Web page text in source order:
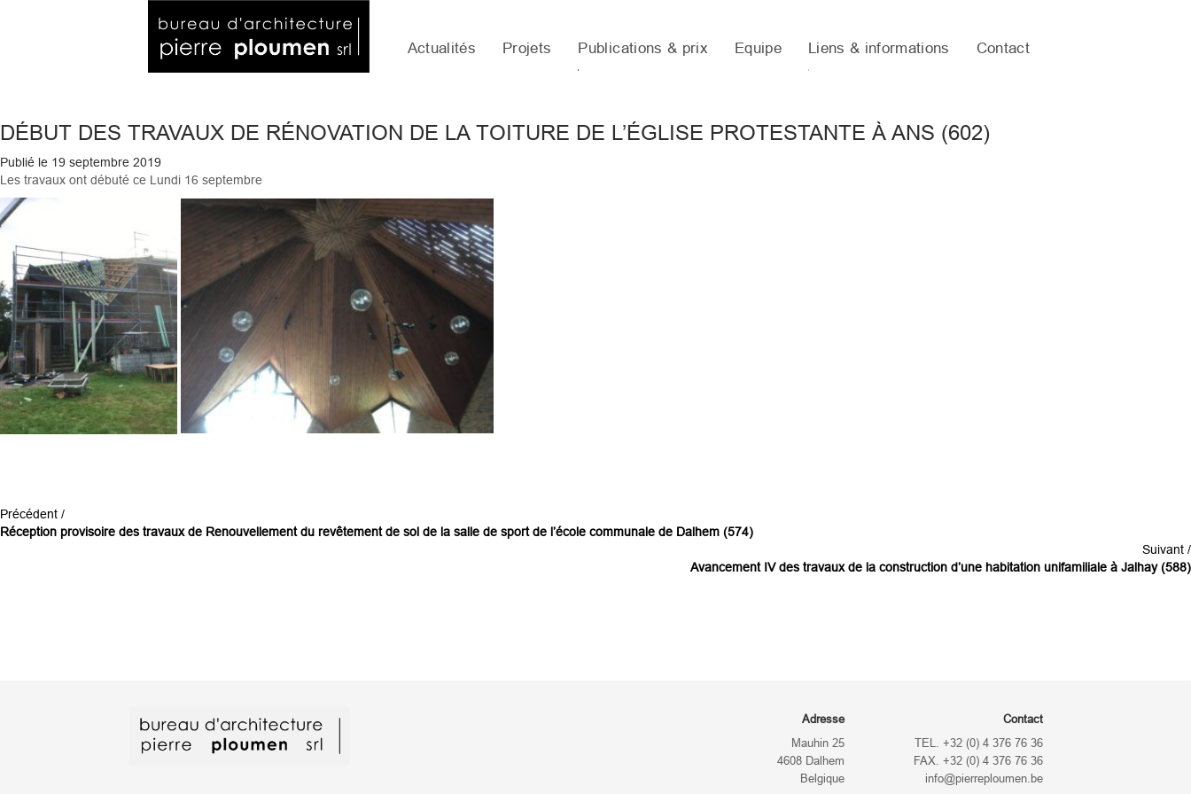
Actualités Projets Publications & prix Equipe Liens & informations Contact
DÉBUT DES TRAVAUX DE RÉNOVATION DE LA TOITURE DE L’ÉGLISE PROTESTANTE À ANS (602)
Publié le 19 septembre 2019
Les travaux ont débuté ce Lundi 16 septembre
Précédent /
Réception provisoire des travaux de Renouvellement du revêtement de sol de la salle de sport de l’école communale de Dalhem (574)
Suivant /
Avancement IV des travaux de la construction d’une habitation unifamiliale à Jalhay (588)
Contact
TEL. +32 (0) 4 376 76 36
FAX. +32 (0) 4 376 76 36
info@pierreploumen.be
Adresse
Mauhin 25
4608 Dalhem
Belgique